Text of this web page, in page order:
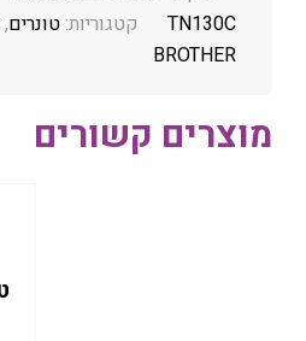
TN130C
קטגוריות:טונרים,
BROTHER
מוצרים קשורים